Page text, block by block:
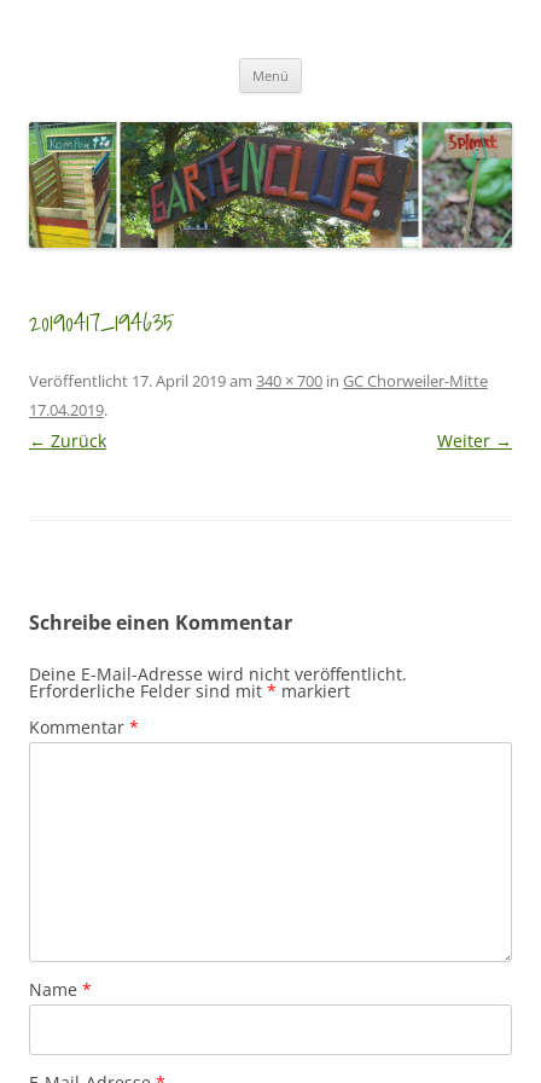
Menü
20190417_194635
Veröffentlicht 17. April 2019am 340 × 700 in GC Chorweiler-Mitte
17.04.2019.
← Zurück Weiter →
Schreibe einen Kommentar
Deine E-Mail-Adresse wird nicht veröffentlicht.
Erforderliche Felder sind mit * markiert
Kommentar *
Name *